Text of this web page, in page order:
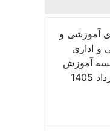
آموزشی و
و اداری
آموزش
عالی سینا روز شنبه 10 مرداد 1405